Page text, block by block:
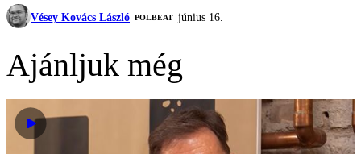
Vésey Kovács László ‎POLBEAT június 16.
Ajánljuk még